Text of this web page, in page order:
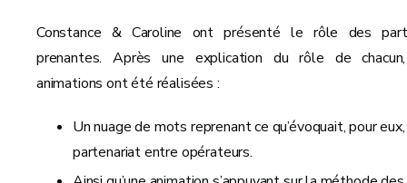
Constance & Caroline ont présenté le rôle des
prenantes. Après une explication du rôle de
animations ont été réalisées :
Un nuage de mots reprenant ce qu’évoquait, pour
partenariat entre opérateurs.